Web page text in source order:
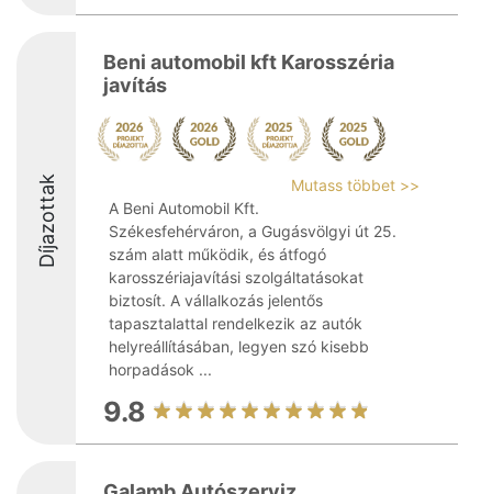
Díjazottak
Beni automobil kft Karosszéria
javítás
Mutass többet >>
A Beni Automobil Kft.
Székesfehérváron, a Gugásvölgyi út 25.
szám alatt működik, és átfogó
karosszériajavítási szolgáltatásokat
biztosít. A vállalkozás jelentős
tapasztalattal rendelkezik az autók
helyreállításában, legyen szó kisebb
horpadások ...
9.8